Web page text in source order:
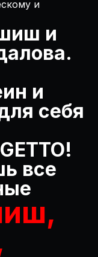
и
и
и
себя
все